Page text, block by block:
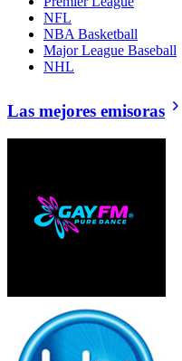
NFL
NBA Basketball
Major League Baseball
NHL
Las mejores emisoras